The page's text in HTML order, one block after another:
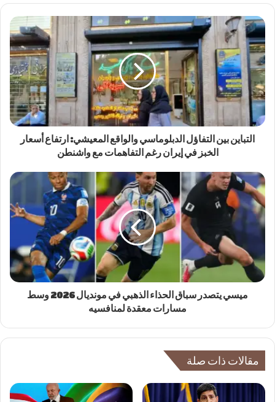
التباين بين التفاؤل الدبلوماسي والواقع المعيشي: ارتفاع أسعار
الخبز في إيران رغم التفاهمات مع واشنطن
ميسي يتصدر سباق الحذاء الذهبي في مونديال 2026 وسط
مسارات معقدة لمنافسيه
مقالات ذات صلة